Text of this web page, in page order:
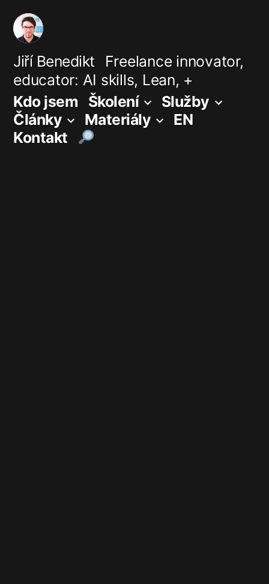
Přejít
obsahu
webu
Jiří Benedikt
Freelance innovator,
educator: AI skills, Lean, +
Kdo jsem
Školení
Služby
Články
Materiály
EN
Kontakt